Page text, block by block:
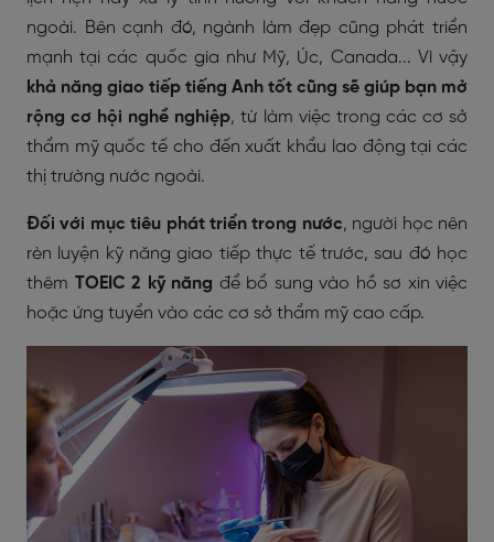
ngoài. Bên cạnh đó, ngành làm đẹp cũng phát triển
mạnh tại các quốc gia như Mỹ, Úc, Canada... Vì vậy
khả năng giao tiếp tiếng Anh tốt cũng sẽ giúp bạn mở
rộng cơ hội nghề nghiệp, từ làm việc trong các cơ sở
thẩm mỹ quốc tế cho đến xuất khẩu lao động tại các
thị trường nước ngoài.
Đối với mục tiêu phát triển trong nước, người học nên
rèn luyện kỹ năng giao tiếp thực tế trước, sau đó học
thêm TOEIC 2 kỹ năng để bổ sung vào hồ sơ xin việc
hoặc ứng tuyển vào các cơ sở thẩm mỹ cao cấp.